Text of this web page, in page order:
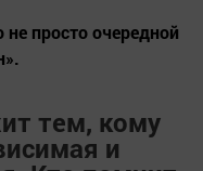
просто очередной
тем, кому
и